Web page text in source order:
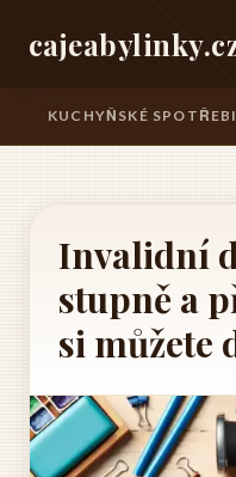
KUCHYŇSKÉ
Invalidní
stupně a
si můžete